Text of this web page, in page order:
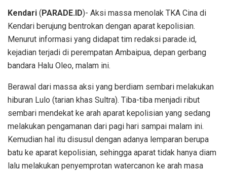
Kendari (PARADE.ID)- Aksi massa menolak TKA Cina di
Kendari berujung bentrokan dengan aparat kepolisian.
Menurut informasi yang didapat tim redaksi parade.id,
kejadian terjadi di perempatan Ambaipua, depan gerbang
bandara Halu Oleo, malam ini.
Berawal dari massa aksi yang berdiam sembari melakukan
hiburan Lulo (tarian khas Sultra). Tiba-tiba menjadi ribut
sembari mendekat ke arah aparat kepolisian yang sedang
melakukan pengamanan dari pagi hari sampai malam ini.
Kemudian hal itu disusul dengan adanya lemparan berupa
batu ke aparat kepolisian, sehingga aparat tidak hanya diam
lalu melakukan penyemprotan watercanon ke arah masa